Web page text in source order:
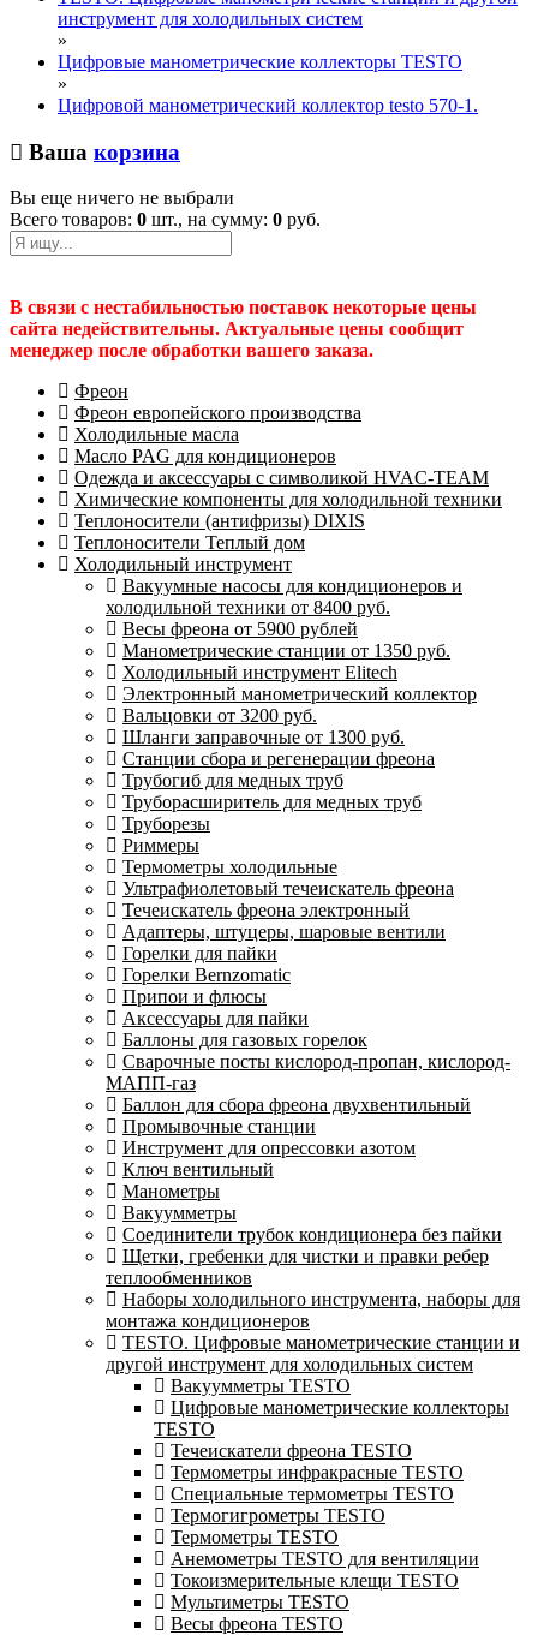
инструмент для холодильных систем
»
Цифровые манометрические коллекторы TESTO
»
Цифровой манометрический коллектор testo 570-1.
Ваша корзина
Вы еще ничего не выбрали
Всего товаров: 0 шт., на сумму: 0 руб.
В связи с нестабильностью поставок некоторые цены
сайта недействительны. Актуальные цены сообщит
менеджер после обработки вашего заказа.
Фреон
Фреон европейского производства
Холодильные масла
Масло PAG для кондиционеров
Одежда и аксессуары с символикой HVAC-TEAM
Химические компоненты для холодильной техники
Теплоносители (антифризы) DIXIS
Теплоносители Теплый дом
Холодильный инструмент
Вакуумные насосы для кондиционеров и
холодильной техники от 8400 руб.
Весы фреона от 5900 рублей
Манометрические станции от 1350 руб.
Холодильный инструмент Elitech
Электронный манометрический коллектор
Вальцовки от 3200 руб.
Шланги заправочные от 1300 руб.
Станции сбора и регенерации фреона
Трубогиб для медных труб
Труборасширитель для медных труб
Труборезы
Риммеры
Термометры холодильные
Ультрафиолетовый течеискатель фреона
Течеискатель фреона электронный
Адаптеры, штуцеры, шаровые вентили
Горелки для пайки
Горелки Bernzomatic
Припои и флюсы
Аксессуары для пайки
Баллоны для газовых горелок
Сварочные посты кислород-пропан, кислород-
МАПП-газ
Баллон для сбора фреона двухвентильный
Промывочные станции
Инструмент для опрессовки азотом
Ключ вентильный
Манометры
Вакуумметры
Соединители трубок кондиционера без пайки
Щетки, гребенки для чистки и правки ребер
теплообменников
Наборы холодильного инструмента, наборы для
монтажа кондиционеров
TESTO. Цифровые манометрические станции и
другой инструмент для холодильных систем
Вакуумметры TESTO
Цифровые манометрические коллекторы
TESTO
Течеискатели фреона TESTO
Термометры инфракрасные TESTO
Специальные термометры TESTO
Термогигрометры TESTO
Термометры TESTO
Анемометры TESTO для вентиляции
Токоизмерительные клещи TESTO
Мультиметры TESTO
Весы фреона TESTO